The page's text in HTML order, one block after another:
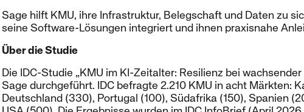
Sage hilft KMU, ihre Infrastruktur, Belegschaft und Daten zu
seine Software-Lösungen integriert und ihnen praxisnahe
Über die Studie
Die IDC-Studie „KMU im KI-Zeitalter: Resilienz bei
Sage durchgeführt. IDC befragte 2.210 KMU in acht Märkten:
Deutschland (330), Portugal (100), Südafrika (150), Spanien